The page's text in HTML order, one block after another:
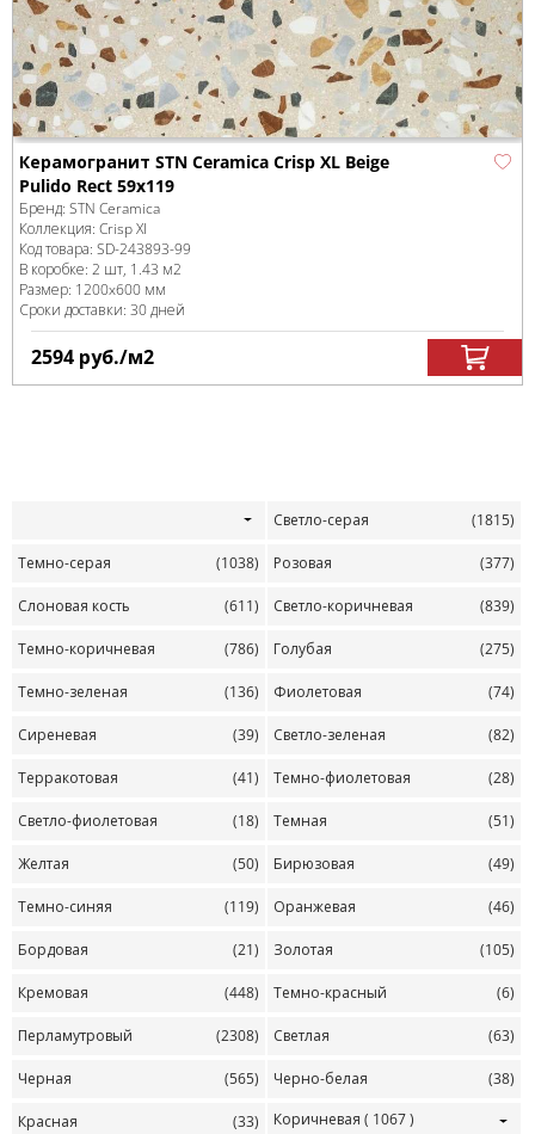
Керамогранит STN Ceramica Crisp XL Beige
Pulido Rect 59x119
Бренд: STN Ceramica
Коллекция: Crisp Xl
Код товара: SD-243893-99
В коробке: 2 шт, 1.43 м2
Размер: 1200x600 мм
Сроки доставки: 30 дней
2594 руб./м2
Светло-серая (1815)
Темно-серая (1038) Розовая (377)
Слоновая кость (611) Светло-коричневая (839)
Темно-коричневая (786) Голубая (275)
Темно-зеленая (136) Фиолетовая (74)
Сиреневая (39) Светло-зеленая (82)
Терракотовая (41) Темно-фиолетовая (28)
Светло-фиолетовая (18) Темная (51)
Желтая (50) Бирюзовая (49)
Темно-синяя (119) Оранжевая (46)
Бордовая (21) Золотая (105)
Кремовая (448) Темно-красный (6)
Перламутровый (2308) Светлая (63)
Черная (565) Черно-белая (38)
Красная (33) Коричневая ( 1067 )